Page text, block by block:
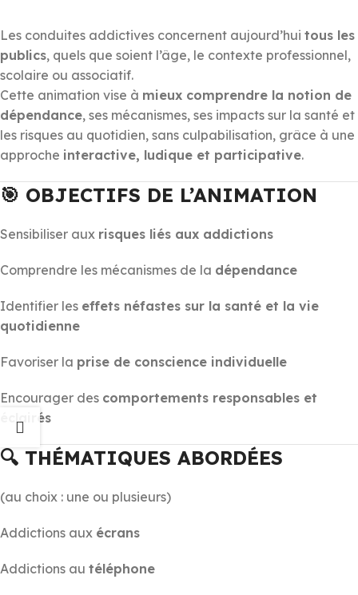
Les conduites addictives concernent aujourd’hui tous les
publics, quels que soient l’âge, le contexte professionnel,
scolaire ou associatif.
Cette animation vise à mieux comprendre la notion de
dépendance, ses mécanismes, ses impacts sur la santé et
les risques au quotidien, sans culpabilisation, grâce à une
approche interactive, ludique et participative.
🎯 OBJECTIFS DE L’ANIMATION
Sensibiliser aux risques liés aux addictions
Comprendre les mécanismes de la dépendance
Identifier les effets néfastes sur la santé et la vie
quotidienne
Favoriser la prise de conscience individuelle
Encourager des comportements responsables et
éclairés
🔍 THÉMATIQUES ABORDÉES
(au choix : une ou plusieurs)
Addictions aux écrans
Addictions au téléphone